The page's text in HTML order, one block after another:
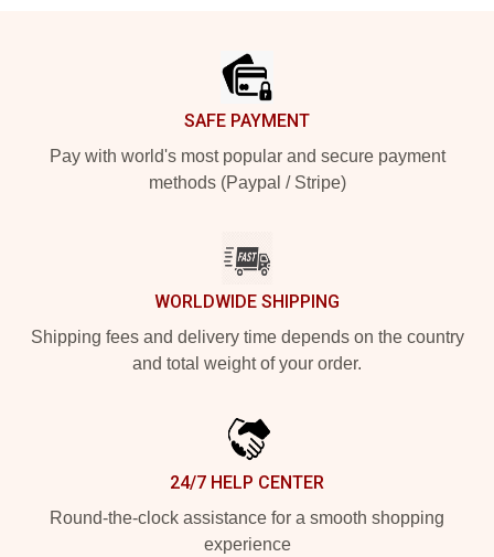
SAFE PAYMENT
Pay with world's most popular and secure payment
methods (Paypal / Stripe)
WORLDWIDE SHIPPING
Shipping fees and delivery time depends on the country
and total weight of your order.
24/7 HELP CENTER
Round-the-clock assistance for a smooth shopping
experience